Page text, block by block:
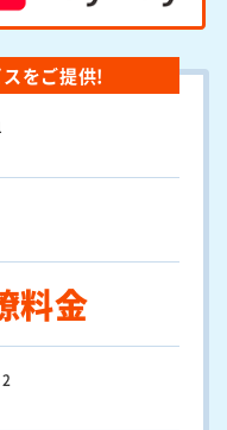
をご提供!
料金